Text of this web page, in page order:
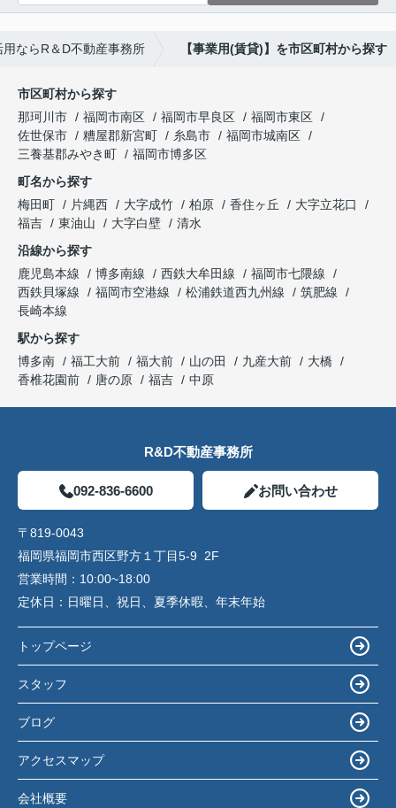
ならR＆D不動産事務所 【事業用(賃貸)】を市区町村から探す
市区町村から探す
那珂川市
福岡市南区 福岡市早良区
福岡市東区
佐世保市
糟屋郡新宮町 糸島市
福岡市城南区
三養基郡みやき町
福岡市博多区
町名から探す
梅田町
片縄西 大字成竹 柏原 香住ヶ丘
大字立花口
福吉
東油山 大字白壁
清水
沿線から探す
鹿児島本線
博多南線 西鉄大牟田線
福岡市七隈線
西鉄貝塚線
福岡市空港線 松浦鉄道西九州線
筑肥線
長崎本線
駅から探す
博多南
福工大前 福大前 山の田 九産大前
大橋
香椎花園前
唐の原 福吉 中原
R&D不動産事務所
092-836-6600 お問い合わせ
〒819-0043
福岡県福岡市西区野方１丁目5-9 2F
営業時間： 10:00~18:00
定休日： 日曜日、祝日、夏季休暇、年末年始
トップページ
スタッフ
ブログ
アクセスマップ
会社概要